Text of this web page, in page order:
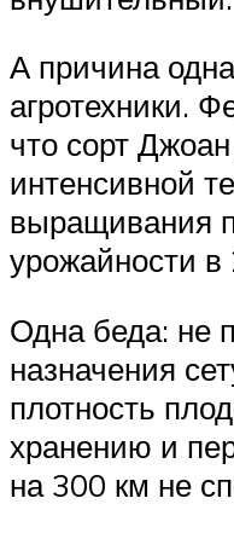
А причина
агротехники.
что сорт
интенсивной
выращивания
урожайности в
Одна беда: не
назначения
плотность
хранению и
на 300 км не